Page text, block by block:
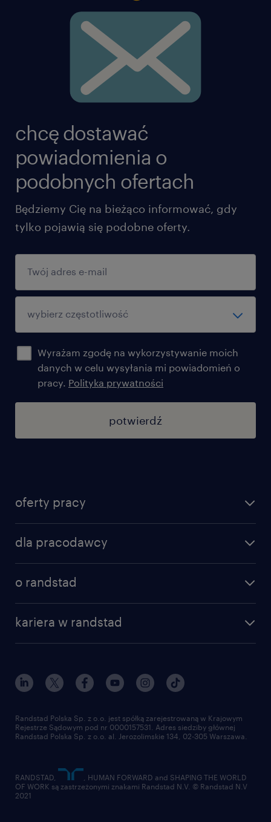
chcę dostawać
powiadomienia o
podobnych ofertach
Będziemy Cię na bieżąco informować, gdy
tylko pojawią się podobne oferty.
Wyrażam zgodę na wykorzystywanie moich
danych w celu wysyłania mi powiadomień o
pracy. Polityka prywatności
potwierdź
oferty pracy
specjalizacje
praca w amazon
dla pracodawcy
o randstad
dla mediów
dla dostawców
kariera w randstad
nasz świat
pracuj w randstad
złóż CV
Randstad Polska Sp. z o.o. jest spółką zarejestrowaną w Krajowym
Rejestrze Sądowym pod nr 0000157531. Adres siedziby głównej
Randstad Polska Sp. z o.o. al. Jerozolimskie 134, 02-305 Warszawa.
RANDSTAD,
, HUMAN FORWARD and SHAPING THE WORLD
OF WORK są zastrzeżonymi znakami Randstad N.V. © Randstad N.V
2021